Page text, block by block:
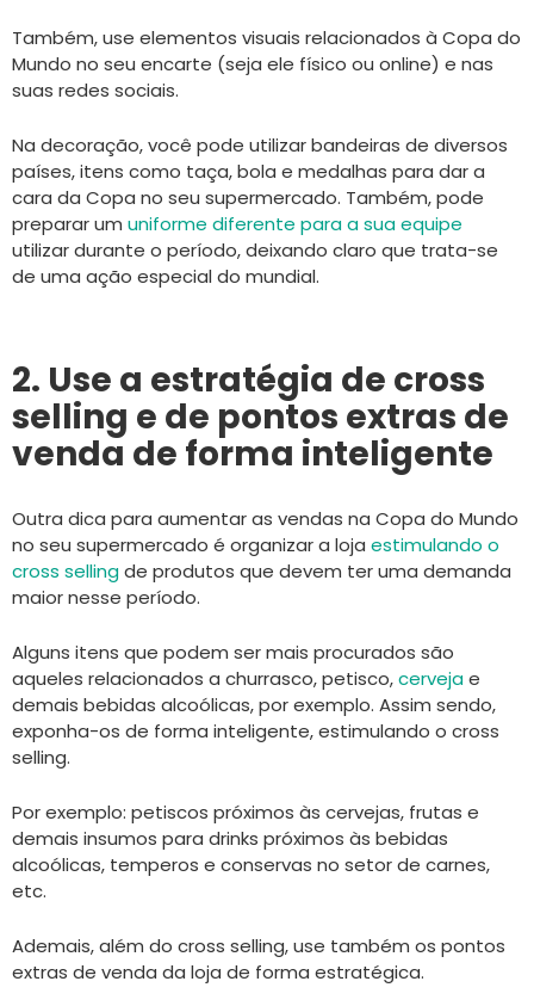
Também, use elementos visuais relacionados à Copa do
Mundo no seu encarte (seja ele físico ou online) e nas
suas redes sociais.
Na decoração, você pode utilizar bandeiras de diversos
países, itens como taça, bola e medalhas para dar a
cara da Copa no seu supermercado. Também, pode
preparar um uniforme diferente para a sua equipe
utilizar durante o período, deixando claro que trata-se
de uma ação especial do mundial.
2. Use a estratégia de cross
selling e de pontos extras de
venda de forma inteligente
Outra dica para aumentar as vendas na Copa do Mundo
no seu supermercado é organizar a loja estimulando o
cross sellingde produtos que devem ter uma demanda
maior nesse período.
Alguns itens que podem ser mais procurados são
aqueles relacionados a churrasco, petisco,cervejae
demais bebidas alcoólicas, por exemplo. Assim sendo,
exponha-os de forma inteligente, estimulando o cross
selling.
Por exemplo: petiscos próximos às cervejas, frutas e
demais insumos para drinks próximos às bebidas
alcoólicas, temperos e conservas no setor de carnes,
etc.
Ademais, além do cross selling, use também os pontos
extras de venda da loja de forma estratégica.